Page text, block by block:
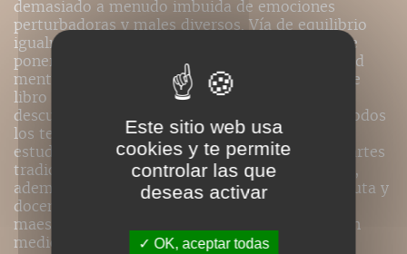
demasiado a menudo imbuida de emociones
perturbadoras y males diversos. Vía de equilibrio
igualmente para el que lo practica, cuando sabe
poner en armonía: postura, respiración y actitud
mental. De este modo, el gesto nace, justo. Este
libro anima tanto a practicar el shiatsu como a
descubrir sus cuidados. Se dirige en general a todos
los terapeutas. Isabelle Laading nació en 1952,
estudia y practica desde hace 30 años algunas artes
tradicionales de salud: el yoga, en primer lugar,
además del shiatsu y la medicina china. Terapeuta y
docente, propone en este libro el shiatsu de su
maestro japonés, Tokuda Sensei, especialista en
medicina tradicional china y maestro zen.
Este sitio web usa
cookies y te permite
controlar las que
deseas activar
OK, aceptar todas